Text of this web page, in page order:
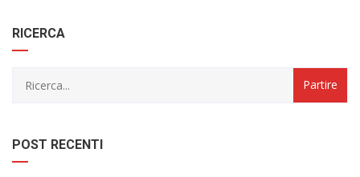
RICERCA
POST RECENTI